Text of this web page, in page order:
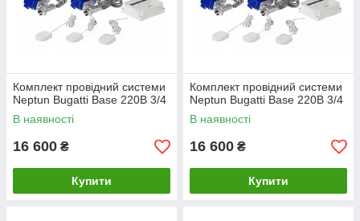
Комплект провідний системи
Neptun Bugatti Base 220B 3/4
В наявності
16 600 ₴
Купити
Комплект провідний системи
Neptun Bugatti Base 220B 3/4
В наявності
16 600 ₴
Купити